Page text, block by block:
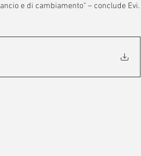
e di cambiamento" – conclude Evi.